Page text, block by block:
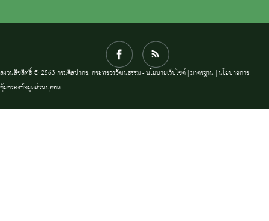
สงวนลิขสิทธิ์ © 2563 กรมศิลปากร. กระทรวงวัฒนธรรม -นโยบายเว็บไซต์|มาตรฐาน |นโยบายการ
คุ้มครองข้อมูลส่วนบุคคล